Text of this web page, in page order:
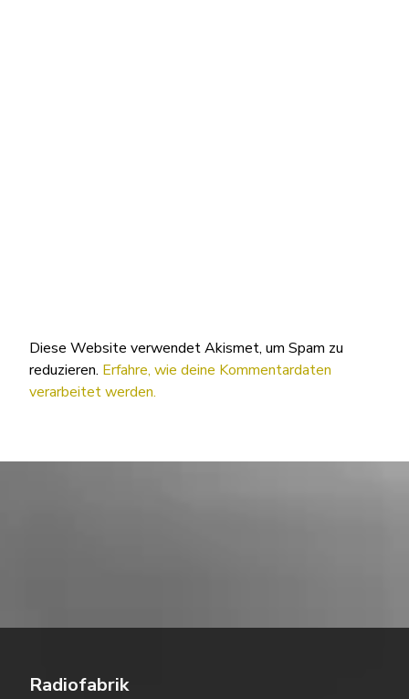
Diese Website verwendet Akismet, um Spam zu
reduzieren. Erfahre, wie deine Kommentardaten
verarbeitet werden.
Radiofabrik